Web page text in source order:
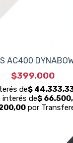
AC400
$399.000